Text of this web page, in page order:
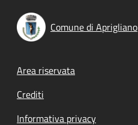
Comune di Aprigliano
Footer menu
Area riservata
Crediti
Informativa privacy